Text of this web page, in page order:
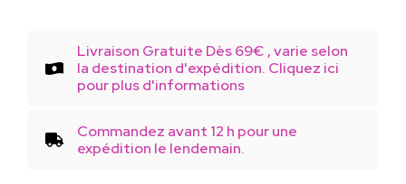
Livraison Gratuite Dès 69€ , varie selon
la destination d'expédition. Cliquez ici
pour plus d'informations
Commandez avant 12 h pour une
expédition le lendemain.